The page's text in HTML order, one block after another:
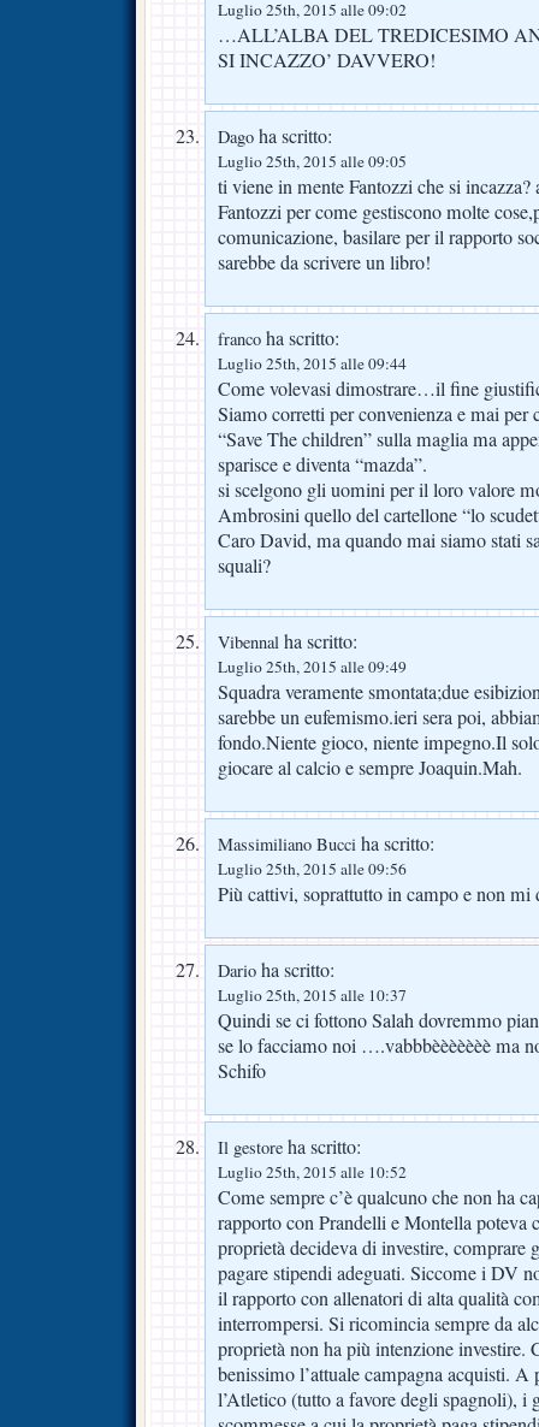
Luglio 25th, 2015 alle 09:02
…ALL’ALBA DEL TREDICESIMO
SI INCAZZO’ DAVVERO!
Dago ha scritto:
Luglio 25th, 2015 alle 09:05
ti viene in mente Fantozzi che si
Fantozzi per come gestiscono molte
comunicazione, basilare per il rapporto
sarebbe da scrivere un libro!
franco ha scritto:
Luglio 25th, 2015 alle 09:44
Come volevasi dimostrare…il fine
Siamo corretti per convenienza e mai per
“Save The children” sulla maglia ma
sparisce e diventa “mazda”.
si scelgono gli uomini per il loro valore
Ambrosini quello del cartellone “lo
Caro David, ma quando mai siamo stati
squali?
Vibennal ha scritto:
Luglio 25th, 2015 alle 09:49
Squadra veramente smontata;due
sarebbe un eufemismo.ieri sera poi,
fondo.Niente gioco, niente impegno.Il
giocare al calcio e sempre Joaquin.Mah.
Massimiliano Bucci ha scritto:
Luglio 25th, 2015 alle 09:56
Più cattivi, soprattutto in campo e non mi
Dario ha scritto:
Luglio 25th, 2015 alle 10:37
Quindi se ci fottono Salah dovremmo
se lo facciamo noi ….vabbbèèèèèèè ma
Schifo
Il gestore ha scritto:
Luglio 25th, 2015 alle 10:52
Come sempre c’è qualcuno che non ha
rapporto con Prandelli e Montella poteva
proprietà decideva di investire, comprare
pagare stipendi adeguati. Siccome i DV
il rapporto con allenatori di alta qualità
interrompersi. Si ricomincia sempre da
proprietà non ha più intenzione investire.
benissimo l’attuale campagna acquisti. A
l’Atletico (tutto a favore degli spagnoli), i